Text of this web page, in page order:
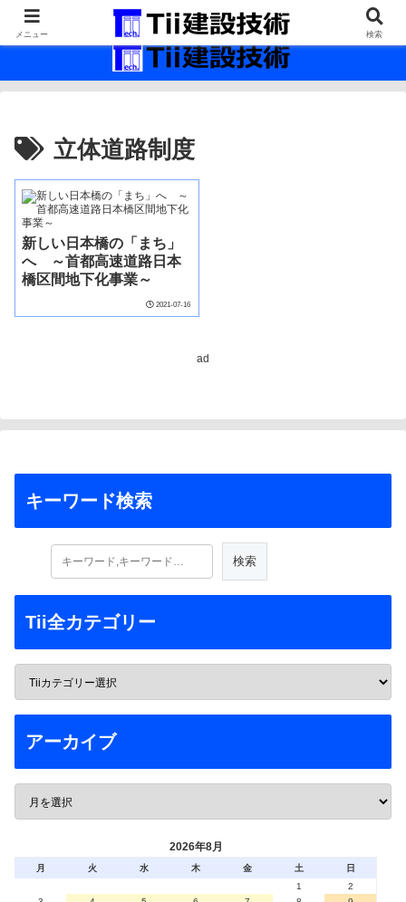
最新の建設技術の情報インフラ。
立体道路制度
新しい日本橋の「まち」
へ ～首都高速道路日本
橋区間地下化事業～
2021-07-16
ad
キーワード検索
Tii全カテゴリー
アーカイブ
2026年8月
月 火 水 木 金 土
日
1
2
メニュー 検索